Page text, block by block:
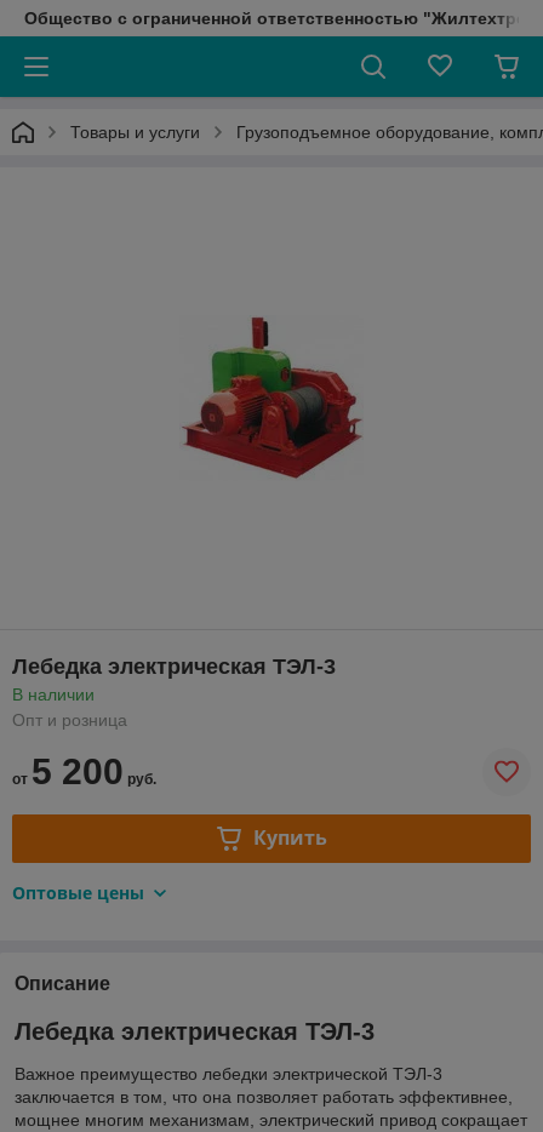
Общество с ограниченной ответственностью
Товары и услуги Грузоподъемное оборудование,
Лебедка электрическая ТЭЛ-3
В наличии
Опт и розница
от 5 200 руб.
Купить
Оптовые цены
Описание
Лебедка электрическая ТЭЛ-3
Важное преимущество лебедки электрической ТЭЛ-3
заключается в том, что она позволяет работать эффективнее,
мощнее многим механизмам, электрический привод сокращает